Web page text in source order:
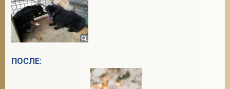
ПОСЛЕ: